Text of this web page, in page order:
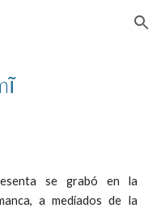
Skip to navigation
se grabó en la
a mediados de la